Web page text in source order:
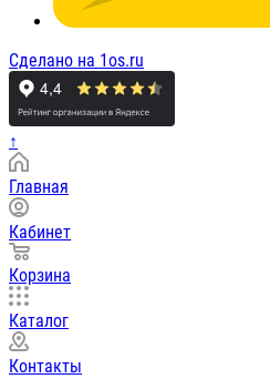
Сделано на 1os.ru
↑
Главная
Кабинет
Корзина
Каталог
Контакты